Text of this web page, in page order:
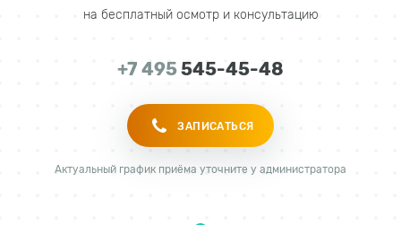
на бесплатный осмотр и консультацию
ЗАПИСАТЬСЯ
+7 495545-45-48
Актуальный график приёма уточните у администратора